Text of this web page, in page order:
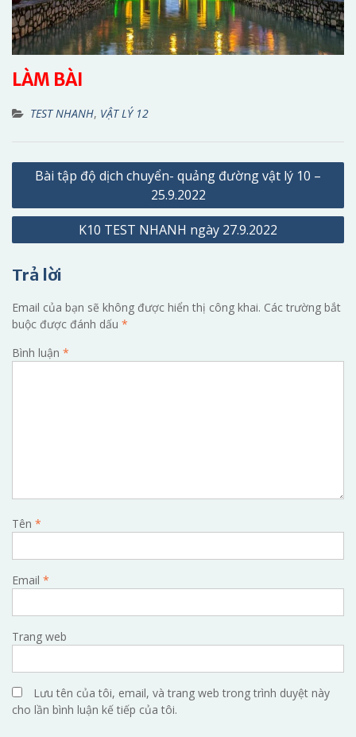
LÀM BÀI
TEST NHANH, VẬT LÝ 12
Điều
bài
viết
Bài tập độ dịch chuyển- quảng đường vật lý 10 –
25.9.2022
K10 TEST NHANH ngày 27.9.2022
Trả lời
Email của bạn sẽ không được hiển thị công khai. Các trường bắt
buộc được đánh dấu *
Bình luận *
Tên *
Email *
Trang web
Lưu tên của tôi, email, và trang web trong trình duyệt này
cho lần bình luận kế tiếp của tôi.